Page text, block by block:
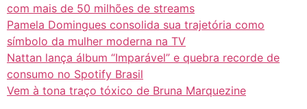
com mais de 50 milhões de streams
Pamela Domingues consolida sua trajetória como
símbolo da mulher moderna na TV
Nattan lança álbum “Imparável” e quebra recorde de
consumo no Spotify Brasil
Vem à tona traço tóxico de Bruna Marquezine